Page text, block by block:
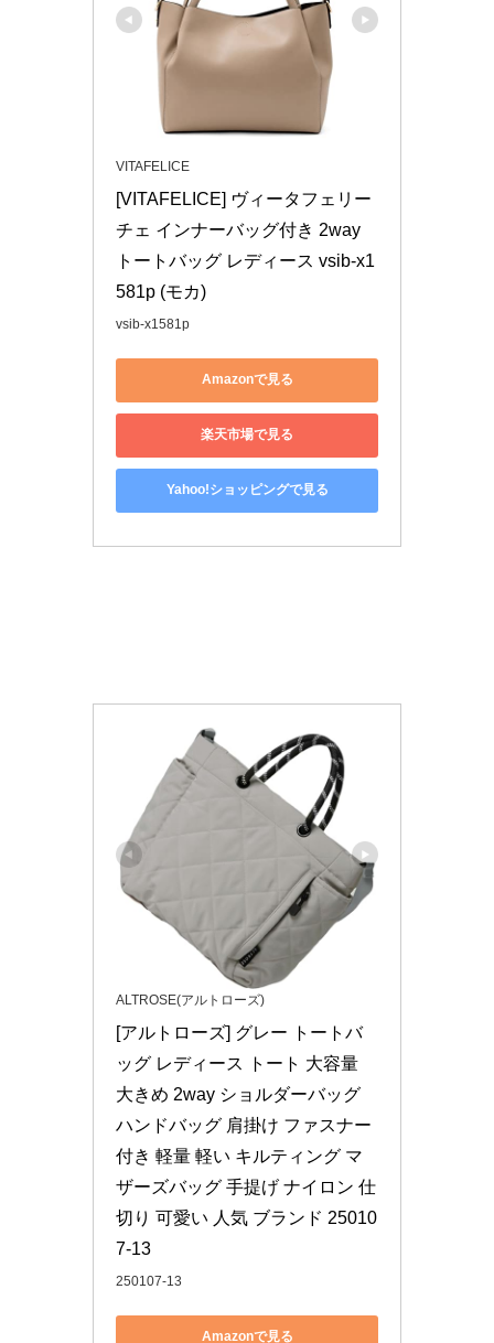
VITAFELICE
[VITAFELICE] ヴィータフェリー
チェ インナーバッグ付き 2way
トートバッグ レディース vsib-x1
581p (モカ)
vsib-x1581p
Amazonで見る
楽天市場で見る
Yahoo!ショッピングで見る
ALTROSE(アルトローズ)
[アルトローズ] グレー トートバ
ッグ レディース トート 大容量
大きめ 2way ショルダーバッグ
ハンドバッグ 肩掛け ファスナー
付き 軽量 軽い キルティング マ
ザーズバッグ 手提げ ナイロン 仕
切り 可愛い 人気 ブランド 25010
7-13
250107-13
Amazonで見る